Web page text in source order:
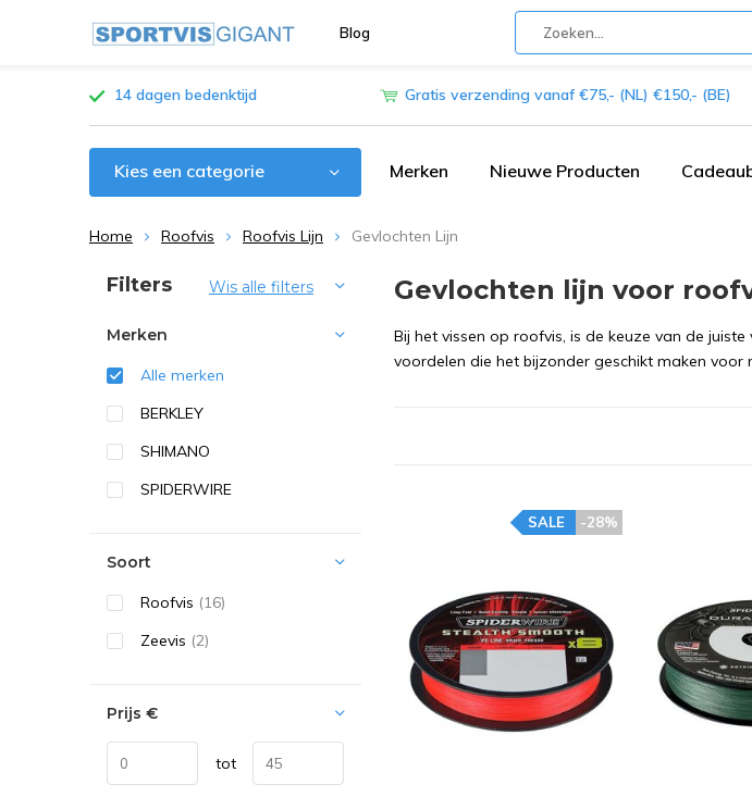
Blog
14 dagen bedenktijd Gratis verzending vanaf €75,- (NL) €150,- (BE)
Kies een categorie Merken Nieuwe Producten
Home Roofvis Roofvis Lijn Gevlochten Lijn
Gevlochten lijn voor
Bij het vissen op roofvis, is de keuze van de
voordelen die het bijzonder geschikt maken
-28%
SALE
Sorteren op:
Filters Wis alle filters
Merken
Alle merken
BERKLEY
SHIMANO
SPIDERWIRE
Soort
Roofvis (16)
Zeevis (2)
Prijs €
tot